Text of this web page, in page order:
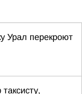
Урал перекроют